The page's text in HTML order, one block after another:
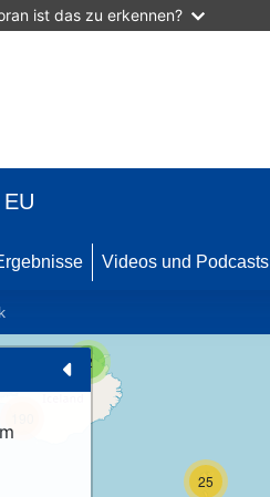
ist das zu erkennen?
Videos und Podcasts
25
2